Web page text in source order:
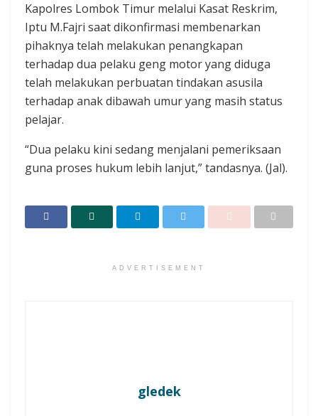
Kapolres Lombok Timur melalui Kasat Reskrim,
Iptu M.Fajri saat dikonfirmasi membenarkan
pihaknya telah melakukan penangkapan
terhadap dua pelaku geng motor yang diduga
telah melakukan perbuatan tindakan asusila
terhadap anak dibawah umur yang masih status
pelajar.
“Dua pelaku kini sedang menjalani pemeriksaan
guna proses hukum lebih lanjut,” tandasnya. (Jal).
ADVERTISEMENT
gledek